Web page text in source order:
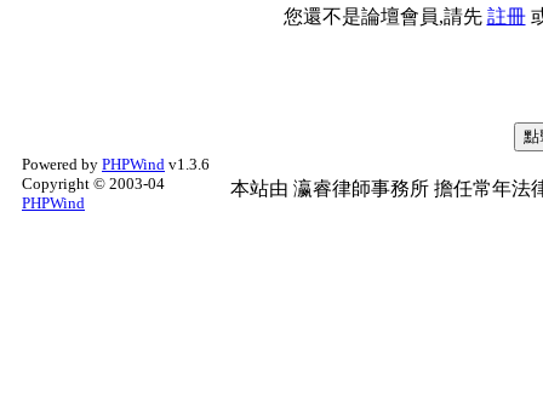
您還不是論壇會員,請先 註冊
Powered by PHPWind v1.3.6
Copyright © 2003-04
PHPWind
本站由 瀛睿律師事務所 擔任常年法